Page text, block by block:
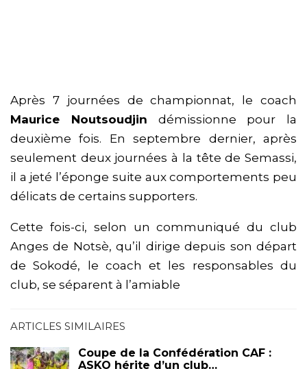
Après 7 journées de championnat, le coach
Maurice Noutsoudjin démissionne pour la
deuxième fois. En septembre dernier, après
seulement deux journées à la tête de Semassi,
il a jeté l’éponge suite aux comportements peu
délicats de certains supporters.
Cette fois-ci, selon un communiqué du club
Anges de Notsè, qu’il dirige depuis son départ
de Sokodé, le coach et les responsables du
club, se séparent à l’amiable
ARTICLES SIMILAIRES
Coupe de la Confédération CAF :
ASKO hérite d’un club…